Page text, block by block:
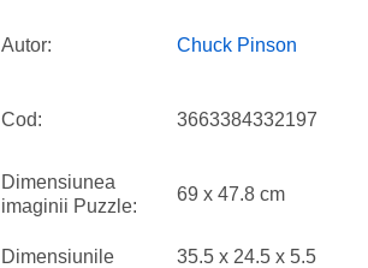
Autor: Chuck Pinson
Cod: 3663384332197
Dimensiunea
imaginii Puzzle:
69 x 47.8 cm
Dimensiunile
35.5 x 24.5 x 5.5